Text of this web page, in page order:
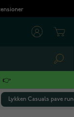
👉
Lykken Casuals pave